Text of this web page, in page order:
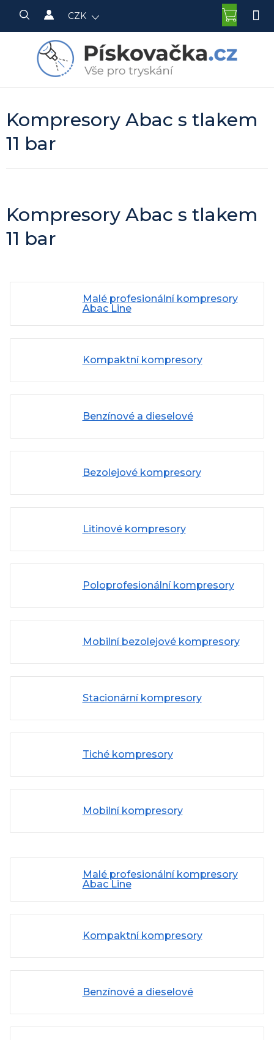
obsah
CZK
KOŠÍK
Kompresory Abac s tlakem
11 bar
Kompresory Abac s tlakem
11 bar
Malé profesionální kompresory
Abac Line
Kompaktní kompresory
Benzínové a dieselové
Bezolejové kompresory
Litinové kompresory
Poloprofesionální kompresory
Mobilní bezolejové kompresory
Stacionární kompresory
Tiché kompresory
Mobilní kompresory
Malé profesionální kompresory
Abac Line
Kompaktní kompresory
Benzínové a dieselové